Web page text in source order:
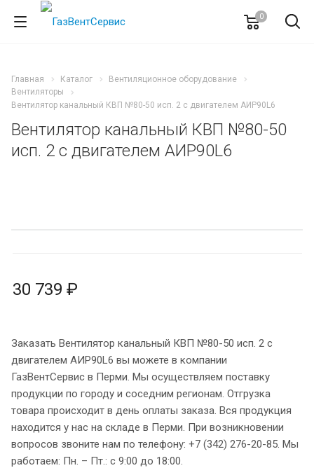
0
Главная Каталог
Вентиляционное оборудование
Вентиляторы
Вентилятор канальный КВП №80-50 исп. 2 с двигателем АИР90L6
Вентилятор канальный КВП №80-50
исп. 2 с двигателем АИР90L6
30 739 ₽
Заказать Вентилятор канальный КВП №80-50 исп. 2 с
двигателем АИР90L6 вы можете в компании
ГазВентСервис в Перми. Мы осуществляем поставку
продукции по городу и соседним регионам. Отгрузка
товара происходит в день оплаты заказа. Вся продукция
находится у нас на складе в Перми. При возникновении
вопросов звоните нам по телефону: +7 (342) 276-20-85. Мы
работаем: Пн. – Пт.: с 9:00 до 18:00.